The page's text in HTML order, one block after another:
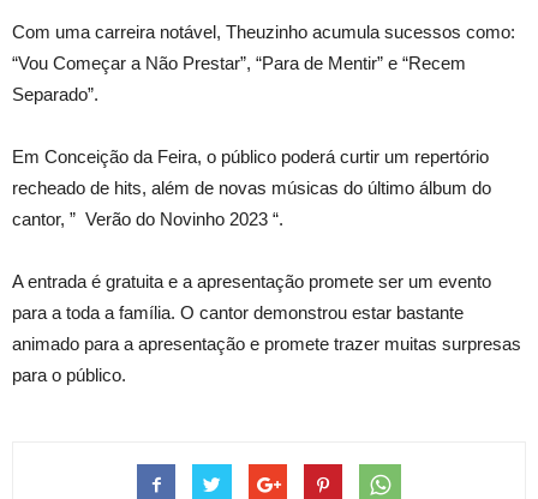
Com uma carreira notável, Theuzinho acumula sucessos como:
“Vou Começar a Não Prestar”, “Para de Mentir” e “Recem
Separado”.
Em Conceição da Feira, o público poderá curtir um repertório
recheado de hits, além de novas músicas do último álbum do
cantor, ” Verão do Novinho 2023 “.
A entrada é gratuita e a apresentação promete ser um evento
para a toda a família. O cantor demonstrou estar bastante
animado para a apresentação e promete trazer muitas surpresas
para o público.